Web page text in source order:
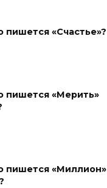
пишется «Счастье»?
пишется «Мерить»
пишется «Миллион»